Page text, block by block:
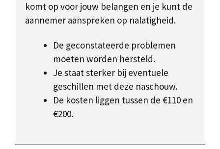
komt op voor jouw belangen en je kunt de
aannemer aanspreken op nalatigheid.
De geconstateerde problemen
moeten worden hersteld.
Je staat sterker bij eventuele
geschillen met deze naschouw.
De kosten liggen tussen de €110 en
€200.